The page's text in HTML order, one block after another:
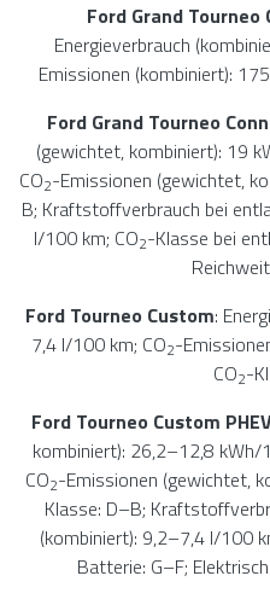
Ford Grand
Energieverbrauch
Emissionen (kombiniert):
Ford Grand Tourneo
(gewichtet, kombiniert): 19
CO2-Emissionen (gewichtet,
B; Kraftstoffverbrauch bei
l/100 km; CO2-Klasse bei
Ford Tourneo Custom:
7,4 l/100 km; CO2-
CO2-
Ford Tourneo Custom
kombiniert): 26,2–12,8
CO2-Emissionen (gewichtet,
Klasse: D–B;
(kombiniert): 9,2–7,4 l/100
Batterie: G–F;